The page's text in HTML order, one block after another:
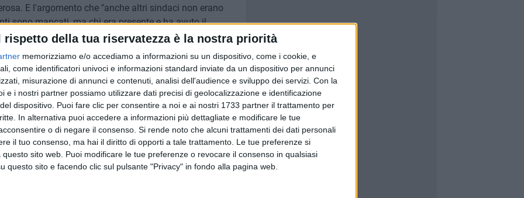
rispetto della tua riservatezza è la nostra priorità
memorizziamo e/o accediamo a informazioni su un dispositivo, come i cookie, e
come identificatori univoci e informazioni standard inviate da un dispositivo per annunci
misurazione di annunci e contenuti, analisi dell'audience e sviluppo dei servizi. Con la
e i nostri partner possiamo utilizzare dati precisi di geolocalizzazione e identificazione
dispositivo. Puoi fare clic per consentire a noi e ai nostri 1733 partner il trattamento per
In alternativa puoi accedere a informazioni più dettagliate e modificare le tue
o di negare il consenso. Si rende noto che alcuni trattamenti dei dati personali
il tuo consenso, ma hai il diritto di opporti a tale trattamento. Le tue preferenze si
sito web. Puoi modificare le tue preferenze o revocare il consenso in qualsiasi
questo sito e facendo clic sul pulsante "Privacy" in fondo alla pagina web.
E l'argomento che "anche altri sindaci non erano
sono mancati, ma chi era presente e ha avuto il
Leccese.
un fronte di pace, ma ha preferito l'inerzia,
comunità merita ben altro che giustificazioni deboli
è già diventato azione.
dicendo che siamo ossessionati e non
vita, che attaccare Lei e l'amministrazione
e chiarire alcuni aspetti che lei sta
perché siamo in campagna elettorale, ma dovrebbe
attivi su ogni tema da oltre 10 anni, e se notiamo
semplicemente notare. Questo a prescindere da